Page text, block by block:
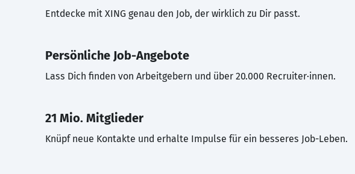
Entdecke mit XING genau den Job, der wirklich zu Dir passt.
Persönliche Job-Angebote
Lass Dich finden von Arbeitgebern und über 20.000 Recruiter·innen.
21 Mio. Mitglieder
Knüpf neue Kontakte und erhalte Impulse für ein besseres Job-Leben.